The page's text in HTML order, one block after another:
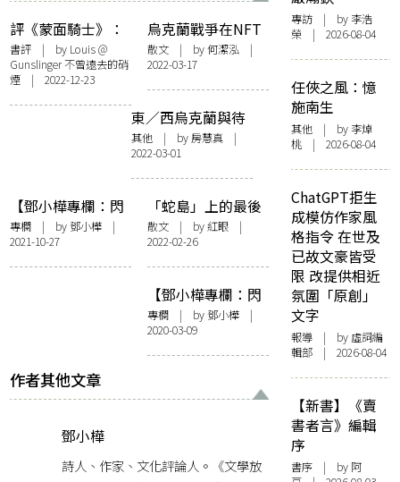
評《蒙面騎士》：
拿起槍是為了放下
槍的革命
書評 | by Louis @
Gunslinger 不曾遠去的硝
煙 | 2022-12-23
烏克蘭戰爭在NFT
與crypto世界
散文| by 何潔泓 |
2022-03-17
東／西烏克蘭與待
讀書
其他 | by 房慧真 |
2022-03-01
「蛇島」上的最後
錄音
散文| by紅眼|
2022-02-26
【鄧小樺專欄：閃
爍其辭】苦難世界
連線
專欄 | by鄧小樺 |
2021-10-27
【鄧小樺專欄：閃
爍其辭】尖銳的愛
專欄| by鄧小樺|
2020-03-09
作者其他文章
鄧小樺
詩人、作家、文化評論人。《文學放
專訪 | by 李浩
榮 | 2026-08-04
任俠之風：憶
施南生
其他 | by 李焯
桃 | 2026-08-04
ChatGPT拒生
成模仿作家風
格指令 在世及
已故文豪皆受
限 改提供相近
氛圍「原創」
文字
報導 | by 虛詞編
輯部 | 2026-08-04
【新書】《賣
書者言》編輯
序
書序 | by 阿